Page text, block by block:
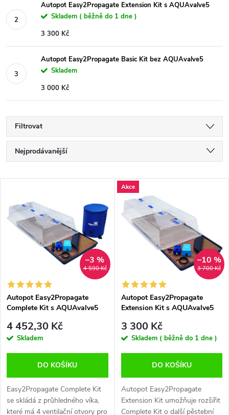
Autopot Easy2Propagate Extension Kit s AQUAvalve5
Skladem ( běžně do 1 dne )
3 300 Kč
Autopot Easy2Propagate Basic Kit bez AQUAvalve5
Skladem
3 000 Kč
Filtrovat
Ř
a
z
e
í
p
r
o
d
u
Nejprodávanější
Abecedně
ý
s
p
r
d
4 590 Kč
–3 %
Autopot Easy2Propagate
Complete Kit s AQUAvalve5
4 452,30 Kč
Skladem
DO KOŠÍKU
Easy2Propagate Complete Kit
se skládá z průhledného víka,
které má 4 ventilační otvory pro
Akce
3 700 Kč
–10 %
Autopot Easy2Propagate
Extension Kit s AQUAvalve5
3 300 Kč
Skladem ( běžně do 1 dne )
DO KOŠÍKU
Autopot Easy2Propagate
Extension Kit umožňuje rozšířit
Complete Kit o další pěstební